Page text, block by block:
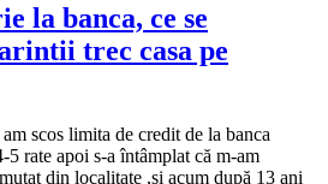
la banca, ce se
trec casa pe
scos limita de credit de la banca
rate apoi s-a întâmplat că m-am
din localitate ,și acum după 13 ani